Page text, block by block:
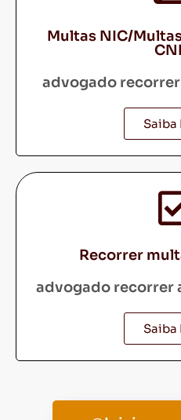
Multas NIC/
advogado
Saiba
Recorrer
advogado recorrer
Saiba